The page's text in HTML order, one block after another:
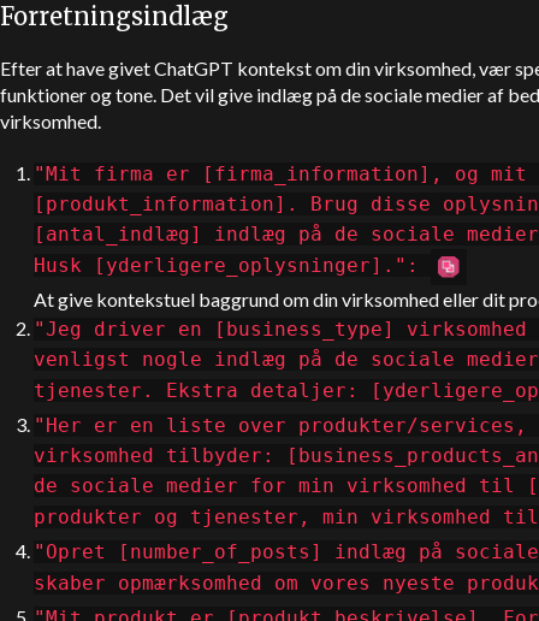
Forretningsindlæg
Efter at have givetChatGPT kontekst om din virksomhed, vær
funktioner og tone. Det vil give indlæg på de sociale medier af
virksomhed.
"Mit firma er [firma_information], og mit
[produkt_information]. Brug disse
[antal_indlæg] indlæg på de sociale
Husk [yderligere_oplysninger].":
At give kontekstuel baggrund om din virksomhed eller dit
"Jeg driver en [business_type]
venligst nogle indlæg på de sociale
tjenester. Ekstra detaljer:
"Her er en liste over produkter/services,
virksomhed tilbyder:
de sociale medier for min virksomhed
produkter og tjenester, min virksomhed
"Opret [number_of_posts] indlæg på
skaber opmærksomhed om vores nyeste